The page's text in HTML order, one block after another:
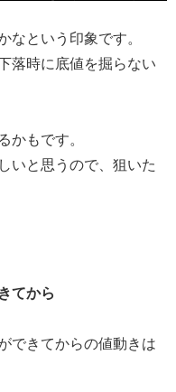
なという印象です。
落時に底値を掘らない
かもです。
いと思うので、狙いた
てから
できてからの値動きは